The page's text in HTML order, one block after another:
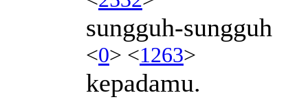
sungguh-sungguh
<0> <1263>
kepadamu.